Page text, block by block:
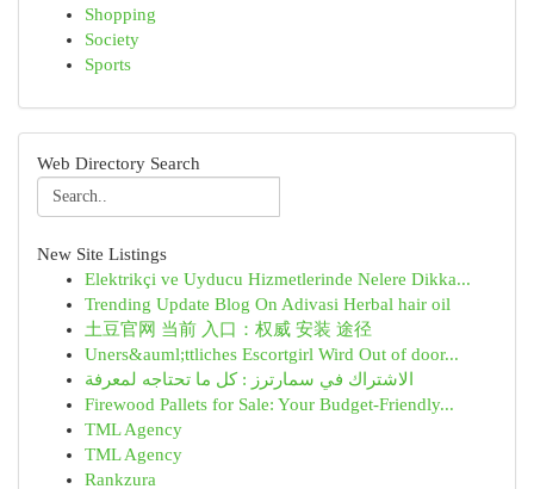
Shopping
Society
Sports
Web Directory Search
New Site Listings
Elektrikçi ve Uyducu Hizmetlerinde Nelere Dikka...
Trending Update Blog On Adivasi Herbal hair oil
土豆官网 当前 入口：权威 安装 途径
Uners&auml;ttliches Escortgirl Wird Out of door...
الاشتراك في سمارترز : كل ما تحتاجه لمعرفة
Firewood Pallets for Sale: Your Budget-Friendly...
TML Agency
TML Agency
Rankzura